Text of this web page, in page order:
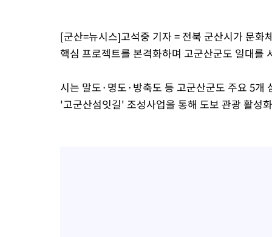
[군산=뉴시스]고석중 기자 = 전북 군산시가 문
핵심 프로젝트를 본격화하며 고군산군도 일대를
시는 말도·명도·방축도 등 고군산군도 주요 5
'고군산섬잇길' 조성사업을 통해 도보 관광 활성